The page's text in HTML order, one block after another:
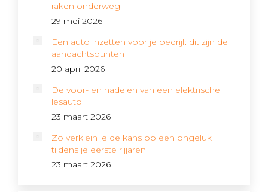
raken onderweg
29 mei 2026
Een auto inzetten voor je bedrijf: dit zijn de
aandachtspunten
20 april 2026
De voor- en nadelen van een elektrische
lesauto
23 maart 2026
Zo verklein je de kans op een ongeluk
tijdens je eerste rijjaren
23 maart 2026